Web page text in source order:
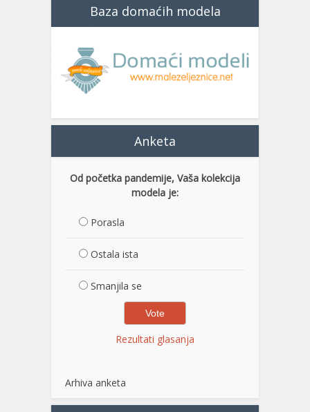
Baza domaćih modela
Anketa
Od početka pandemije, Vaša kolekcija
modela je:
Porasla
Ostala ista
Smanjila se
Rezultati glasanja
Arhiva anketa